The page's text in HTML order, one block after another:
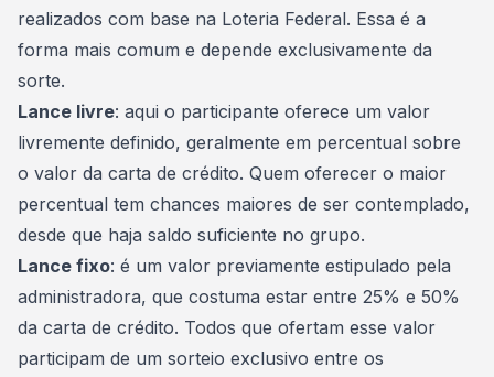
realizados com base na Loteria Federal. Essa é a
forma mais comum e depende exclusivamente da
sorte.
Lance livre: aqui o participante oferece um valor
livremente definido, geralmente em percentual sobre
o valor da carta de crédito. Quem oferecer o maior
percentual tem chances maiores de ser contemplado,
desde que haja saldo suficiente no grupo.
Lance fixo: é um valor previamente estipulado pela
administradora, que costuma estar entre 25% e 50%
da carta de crédito. Todos que ofertam esse valor
participam de um sorteio exclusivo entre os